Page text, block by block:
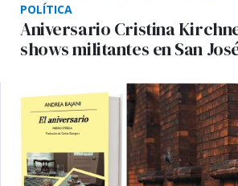
POLÍTICA
Aniversario Cristina
shows militantes en San José